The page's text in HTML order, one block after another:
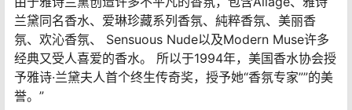
最珍貴的私人香水